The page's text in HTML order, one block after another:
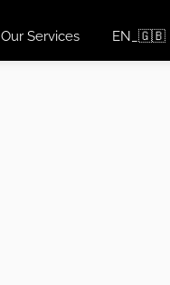
Our Services EN_🇬🇧